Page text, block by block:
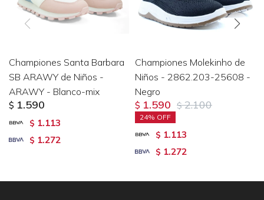
Championes Santa Barbara
SB ARAWY de Niños -
ARAWY - Blanco-mix
$ 1.590
$ 1.113
$ 1.272
Championes Molekinho de
Niños - 2862.203-25608 -
Negro
$ 1.590 $ 2.100
24
$ 1.113
$ 1.272